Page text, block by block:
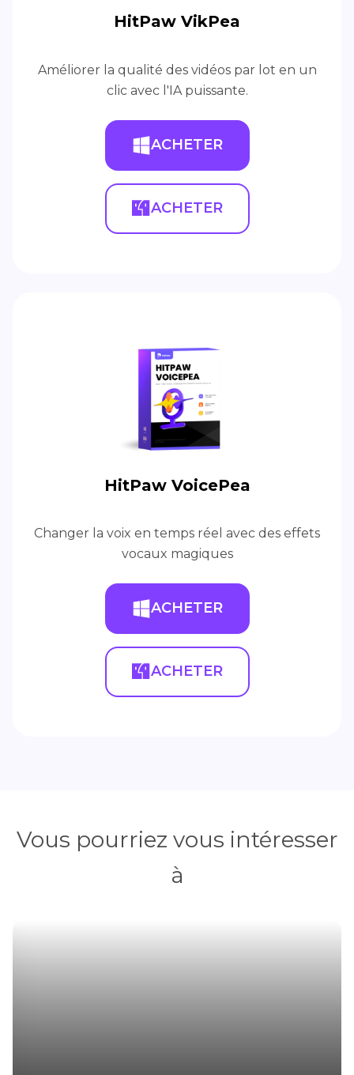
HitPaw VikPea
Améliorer la qualité des vidéos par lot en un
clic avec l'IA puissante.
ACHETER
ACHETER
HitPaw VoicePea
Changer la voix en temps réel avec des effets
vocaux magiques
ACHETER
ACHETER
Vous pourriez vous intéresser
à